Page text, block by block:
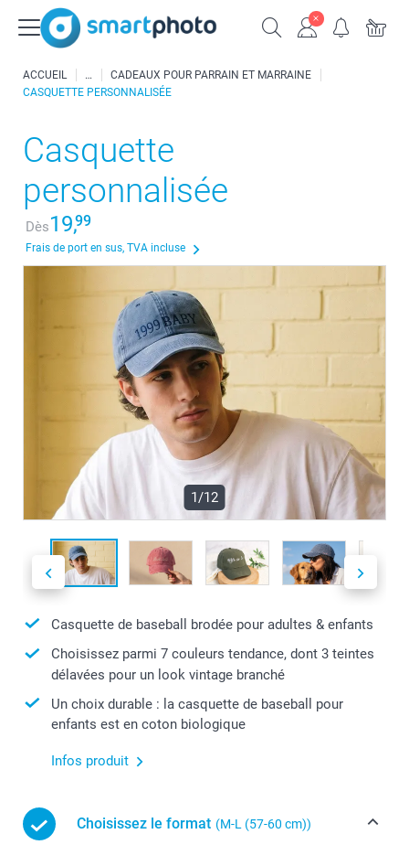
ACCUEIL
CADEAUX POUR PARRAIN ET MARRAINE
CASQUETTE PERSONNALISÉE
Casquette
personnalisée
Dès19,99
Frais de port en sus, TVA incluse
1/12
Casquette de baseball brodée pour adultes & enfants
Choisissez parmi 7 couleurs tendance, dont 3 teintes
délavées pour un look vintage branché
Un choix durable : la casquette de baseball pour
enfants est en coton biologique
Infos produit
Choisissez le format (M-L (57-60 cm))